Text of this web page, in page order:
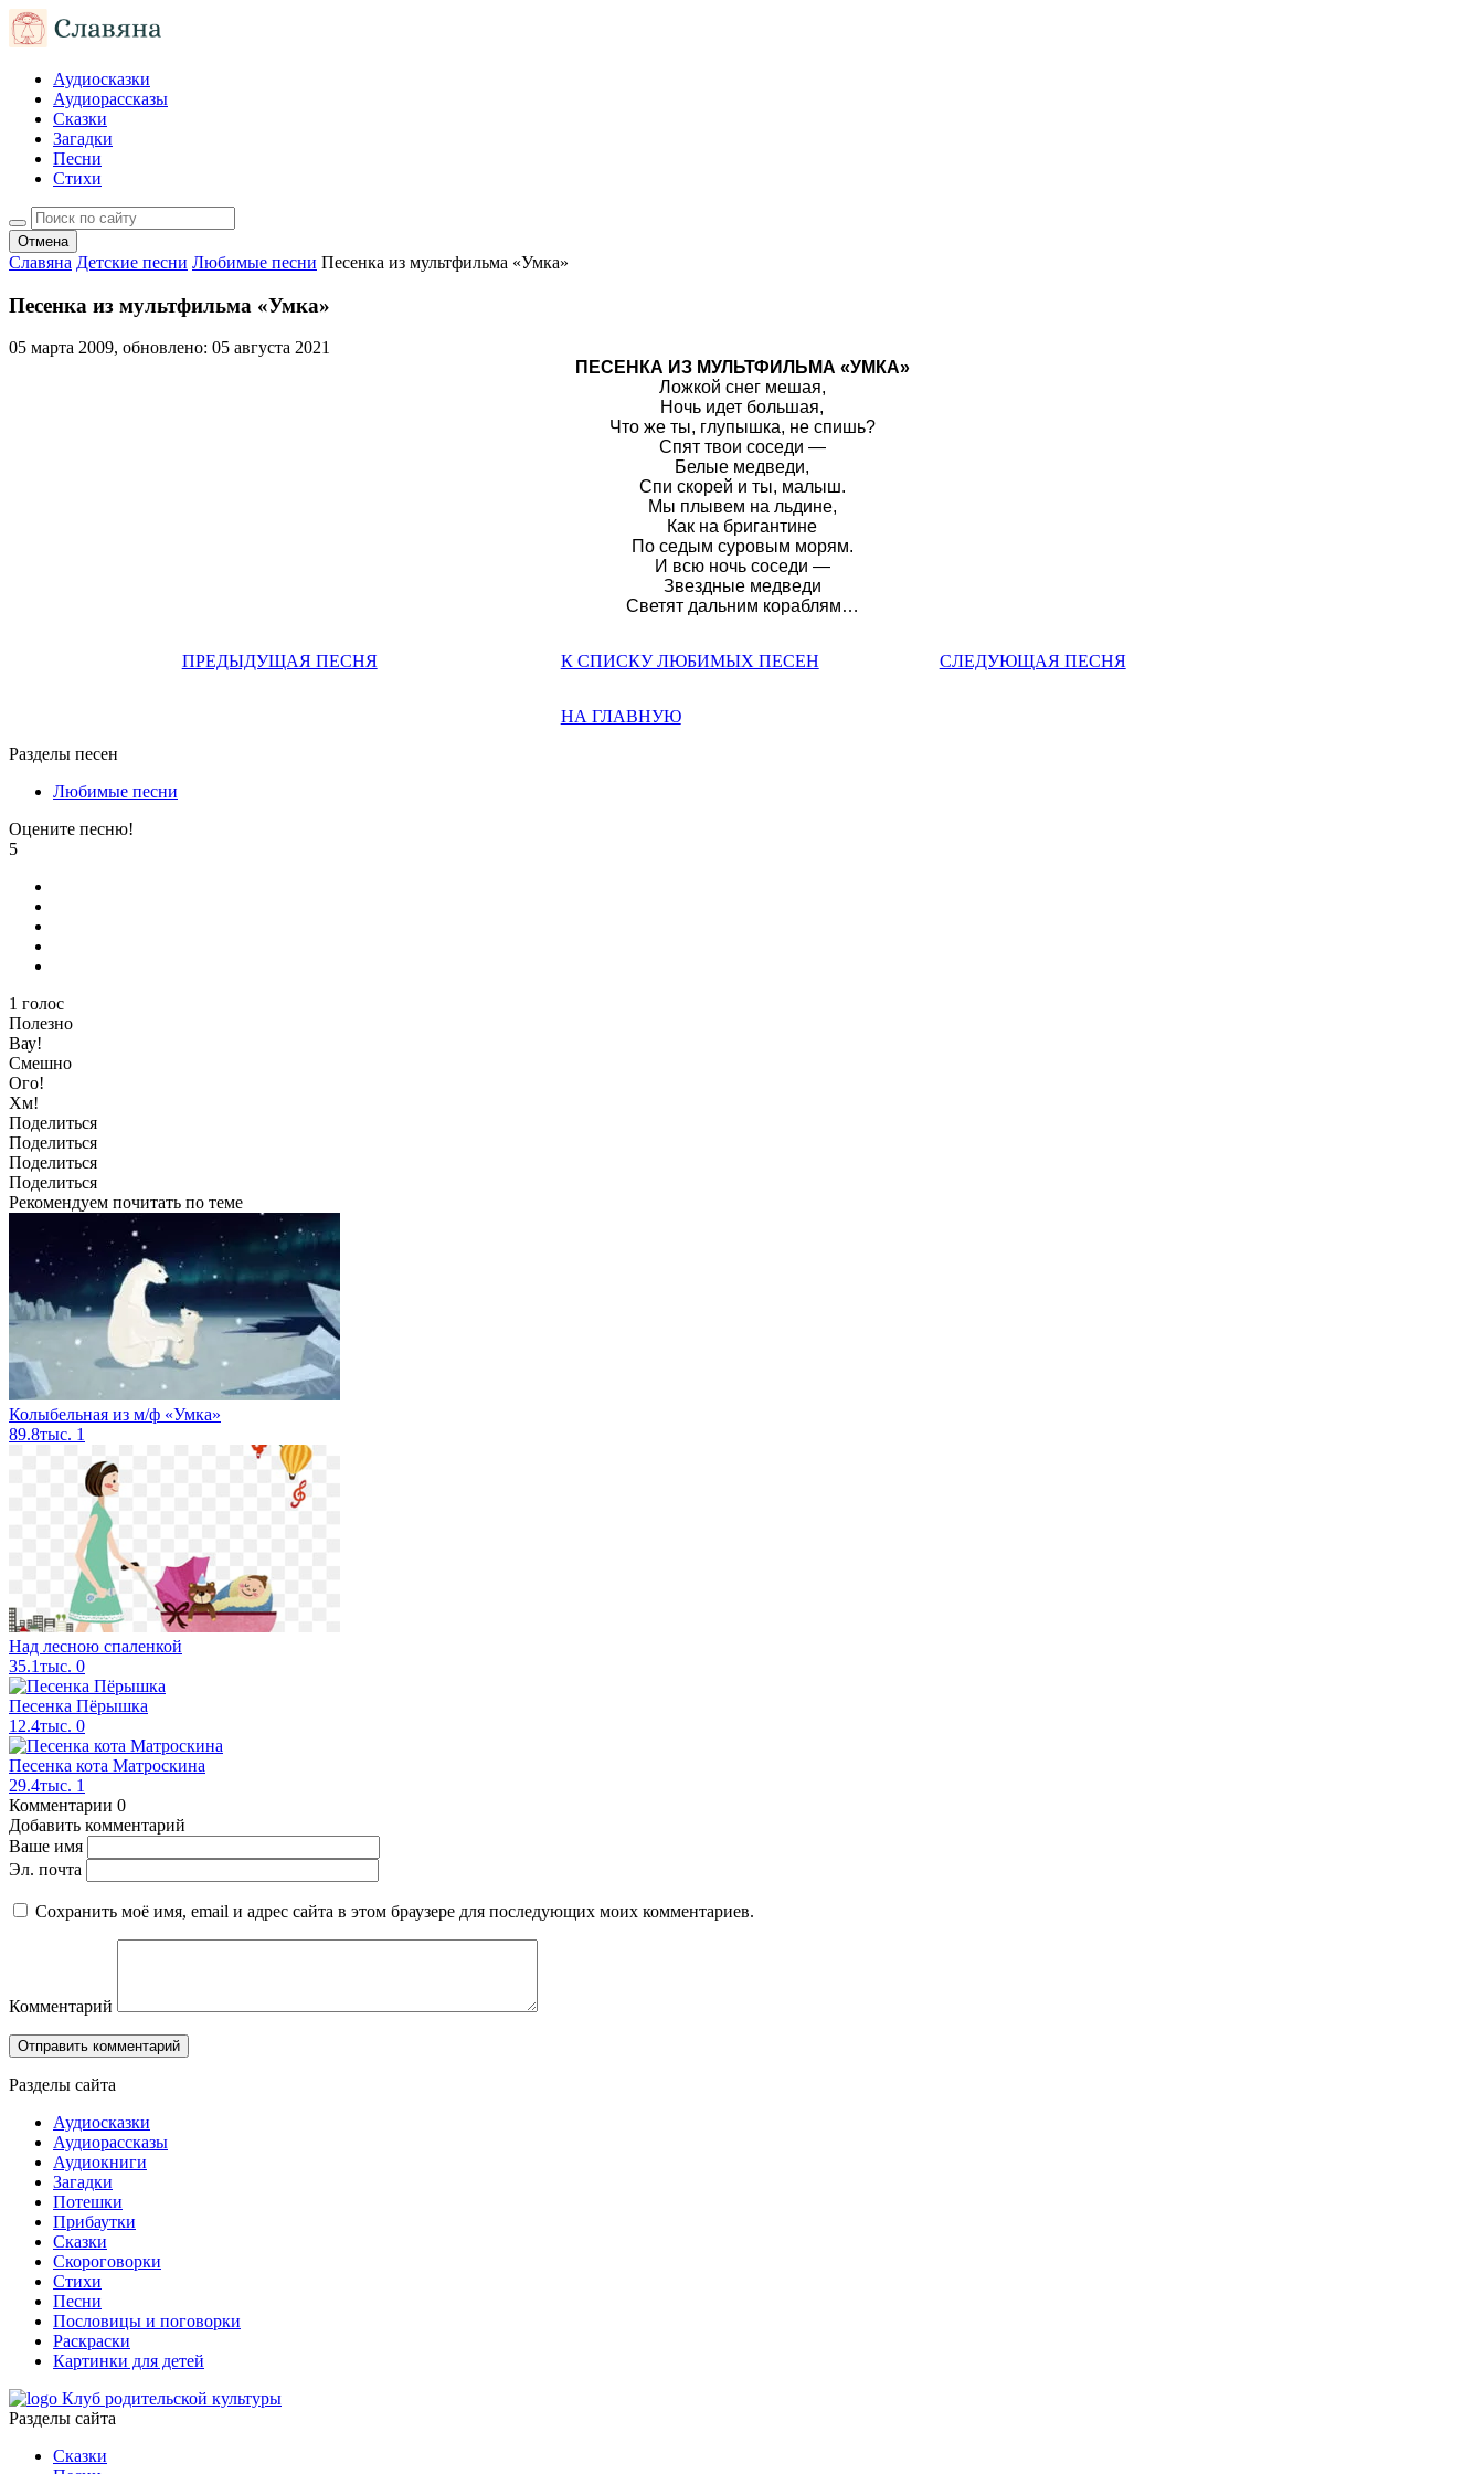
Аудиосказки
Аудиорассказы
Сказки
Загадки
Песни
Стихи
Отмена
Славяна Детские песни Любимые песни Песенка из мультфильма «Умка»
Песенка из мультфильма «Умка»
05 марта 2009, обновлено: 05 августа 2021
ПЕСЕНКА ИЗ МУЛЬТФИЛЬМА «УМКА»
Ложкой снег мешая,
Ночь идет большая,
Что же ты, глупышка, не спишь?
Спят твои соседи —
Белые медведи,
Спи скорей и ты, малыш.
Мы плывем на льдине,
Как на бригантине
По седым суровым морям.
И всю ночь соседи —
Звездные медведи
Светят дальним кораблям…
ПРЕДЫДУЩАЯ ПЕСНЯ К СПИСКУ ЛЮБИМЫХ ПЕСЕН СЛЕДУЮЩАЯ ПЕСНЯ
НА ГЛАВНУЮ
Разделы песен
Любимые песни
Оцените песню!
5
1 голос
Полезно
Вау!
Смешно
Ого!
Хм!
Поделиться
Поделиться
Поделиться
Поделиться
Рекомендуем почитать по теме
Колыбельная из м/ф «Умка»
89.8тыс. 1
Над лесною спаленкой
35.1тыс. 0
Песенка Пёрышка
12.4тыс. 0
Песенка кота Матроскина
29.4тыс. 1
Комментарии 0
Добавить комментарий
Ваше имя
Эл. почта
Сохранить моё имя, email и адрес сайта в этом браузере для последующих моих комментариев.
Комментарий
Разделы сайта
Аудиосказки
Аудиорассказы
Аудиокниги
Загадки
Потешки
Прибаутки
Сказки
Скороговорки
Стихи
Песни
Пословицы и поговорки
Раскраски
Картинки для детей
Клуб родительской культуры
Разделы сайта
Сказки